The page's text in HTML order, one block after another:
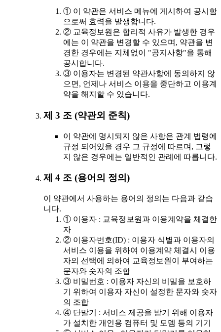
① 이 약관은 서비스 메뉴에 게시하여 공시함
으로써 효력을 발생합니다.
② 교육정보원은 합리적 사유가 발생한 경우
에는 이 약관을 변경할 수 있으며, 약관을 변
경한 경우에는 지체없이 "공지사항"을 통해
공시합니다.
③ 이용자는 변경된 약관사항에 동의하지 않
으면, 언제나 서비스 이용을 중단하고 이용계
약을 해지할 수 있습니다.
제 3 조 (약관외 준칙)
이 약관에 명시되지 않은 사항은 관계 법령에
규정 되어있을 경우 그 규정에 따르며, 그렇
지 않은 경우에는 일반적인 관례에 따릅니다.
제 4 조 (용어의 정의)
이 약관에서 사용하는 용어의 정의는 다음과 같습
니다.
① 이용자 : 교육정보원과 이용계약을 체결한
자
② 이용자번호(ID) : 이용자 식별과 이용자의
서비스 이용을 위하여 이용계약 체결시 이용
자의 선택에 의하여 교육정보원이 부여하는
문자와 숫자의 조합
③ 비밀번호 : 이용자 자신의 비밀을 보호하
기 위하여 이용자 자신이 설정한 문자와 숫자
의 조합
④ 단말기 : 서비스 제공을 받기 위해 이용자
가 설치한 개인용 컴퓨터 및 모뎀 등의 기기